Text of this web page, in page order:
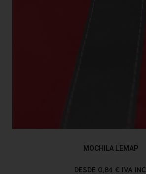
MOCHILA LEMAP
DESDE 0,84 € IVA INC.